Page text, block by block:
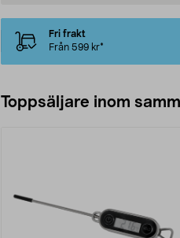
Fri frakt
Från 599 kr*
Toppsäljare inom